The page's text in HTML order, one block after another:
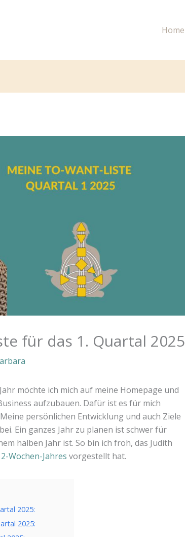
Home
für das 1. Quartal 2025
möchte ich mich auf meine Homepage und
aufzubauen. Dafür ist es für mich
persönlichen Entwicklung und auch Ziele
Ein ganzes Jahr zu planen ist schwer für
halben Jahr ist. So bin ich froh, das Judith
Wochen-Jahres vorgestellt hat.
2025:
2025: